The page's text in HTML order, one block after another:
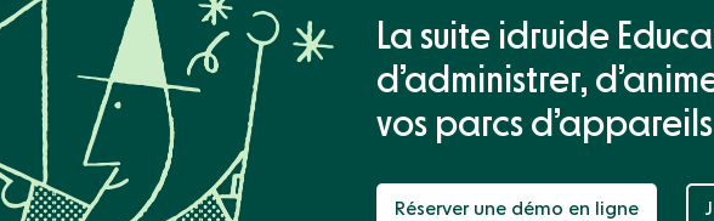
La suite idruide
d’administrer,
vos parcs
Réserver une démo en ligne